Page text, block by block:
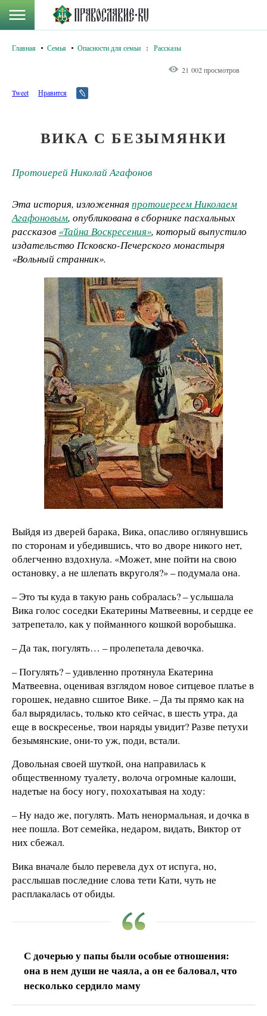
Главная Семья Опасности для семьи : Рассказы
21 002 просмотров
Tweet Нравится
ВИКА С БЕЗЫМЯНКИ
Протоиерей Николай Агафонов
Эта история, изложенная протоиереем Николаем
Агафоновым, опубликована в сборнике пасхальных
рассказов «Тайна Воскресения», который выпустило
издательство Псковско-Печерского монастыря
«Вольный странник».
Выйдя из дверей барака, Вика, опасливо оглянувшись
по сторонам и убедившись, что во дворе никого нет,
облегченно вздохнула. «Может, мне пойти на свою
остановку, а не шлепать вкруголя?» – подумала она.
– Это ты куда в такую рань собралась? – услышала
Вика голос соседки Екатерины Матвеевны, и сердце ее
затрепетало, как у пойманного кошкой воробышка.
– Да так, погулять… – пролепетала девочка.
– Погулять? – удивленно протянула Екатерина
Матвеевна, оценивая взглядом новое ситцевое платье в
горошек, недавно сшитое Вике. – Да ты прямо как на
бал вырядилась, только кто сейчас, в шесть утра, да
еще в воскресенье, твои наряды увидит? Разве петухи
безымянские, они-то уж, поди, встали.
Довольная своей шуткой, она направилась к
общественному туалету, волоча огромные калоши,
надетые на босу ногу, похохатывая на ходу:
– Ну надо же, погулять. Мать ненормальная, и дочка в
нее пошла. Вот семейка, недаром, видать, Виктор от
них сбежал.
Вика вначале было перевела дух от испуга, но,
расслышав последние слова тети Кати, чуть не
расплакалась от обиды.
С дочерью у папы были особые отношения:
она в нем души не чаяла, а он ее баловал, что
несколько сердило маму